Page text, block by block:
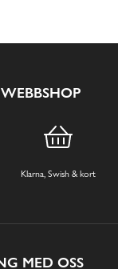
Klarna, Swish & kort
MED OSS